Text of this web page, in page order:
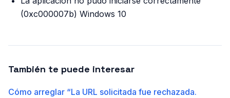
(0xc000007b) Windows 10
También te puede interesar
Cómo arreglar “La URL solicitada fue rechazada.